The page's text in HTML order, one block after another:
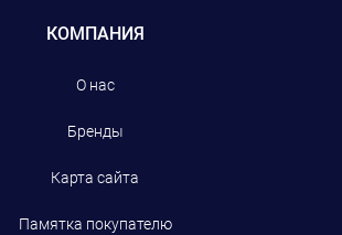
КОМПАНИЯ
О нас
Бренды
Карта сайта
Памятка покупателю